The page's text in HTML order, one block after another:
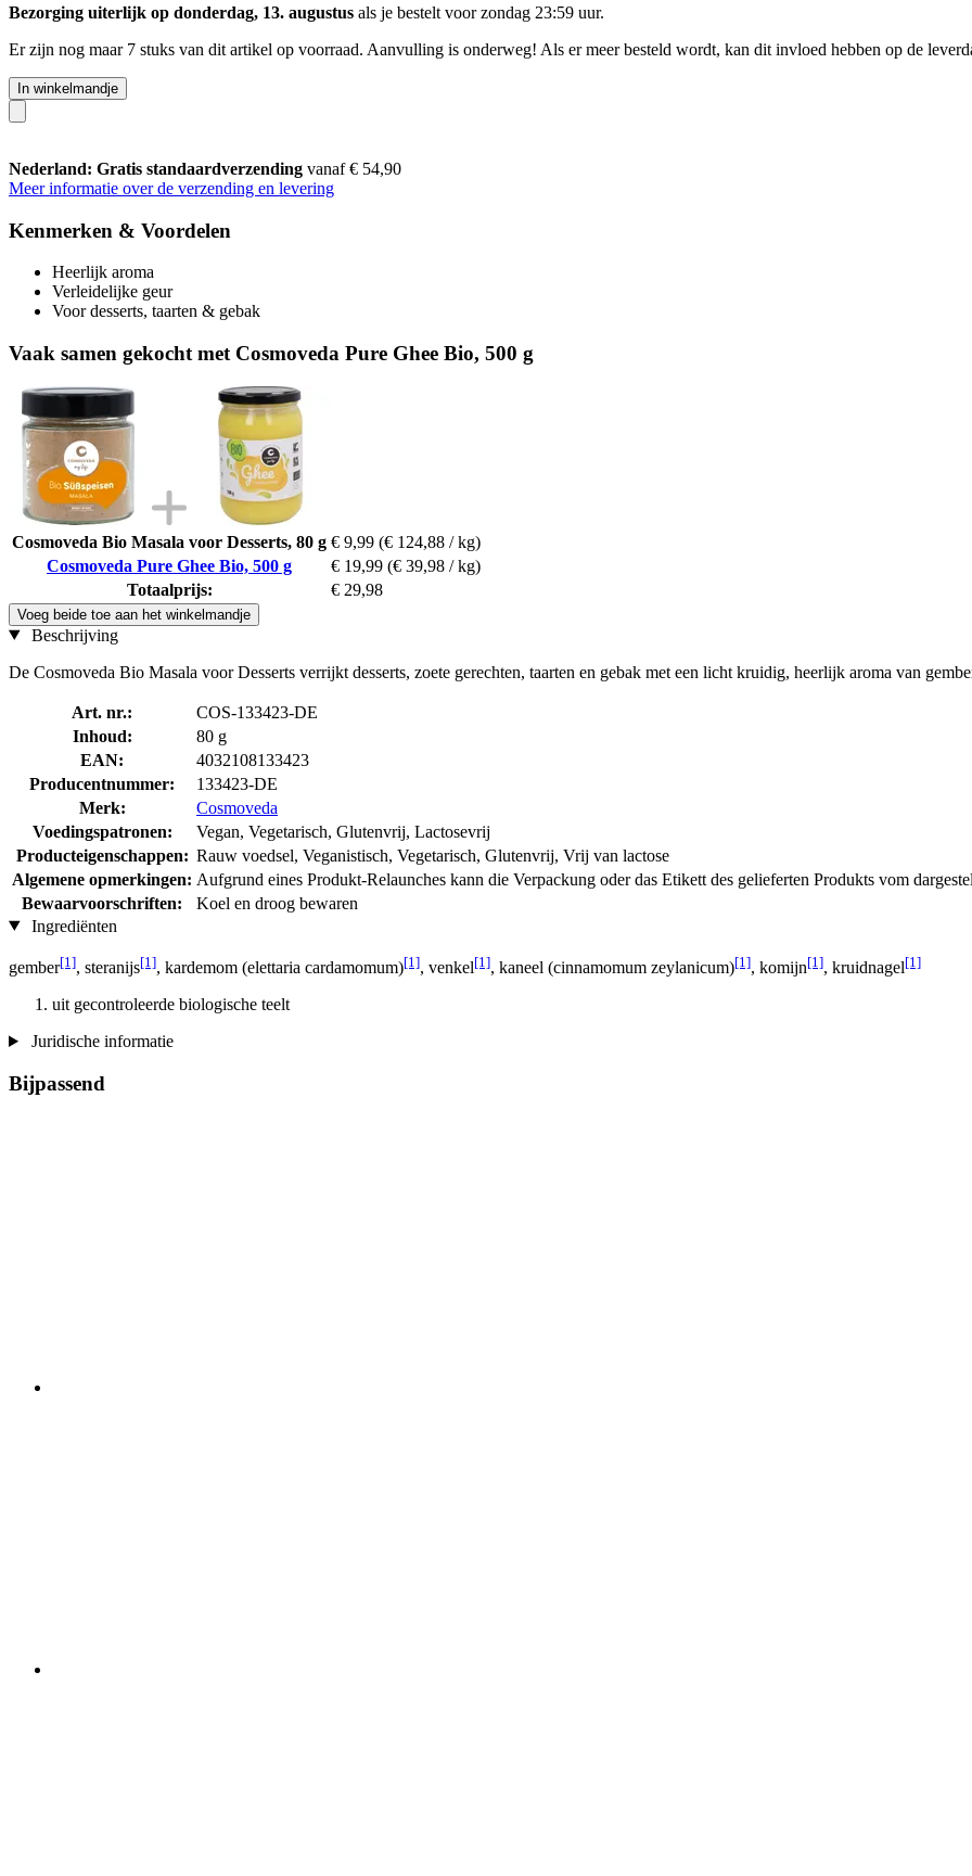
Bezorging uiterlijk op donderdag, 13. augustus als je bestelt voorzondag 23:59 uur.
Er zijn nog maar 7 stuks van dit artikel op voorraad. Aanvulling is onderweg! Als er meer besteld wordt, kan dit invloed hebben op de
In winkelmandje
Nederland: Gratis standaardverzending vanaf € 54,90
Meer informatie over de verzending en levering
Kenmerken & Voordelen
Heerlijk aroma
Verleidelijke geur
Voor desserts, taarten & gebak
Vaak samen gekocht met Cosmoveda Pure Ghee Bio, 500 g
Cosmoveda Bio Masala voor Desserts, 80 g € 9,99 (€ 124,88 / kg)
Cosmoveda Pure Ghee Bio, 500 g
€ 19,99 (€ 39,98 / kg)
Totaalprijs:
€ 29,98
Voeg beide toe aan het winkelmandje
Beschrijving
De Cosmoveda Bio Masala voor Desserts verrijkt desserts, zoete gerechten, taarten en gebak met een licht kruidig, heerlijk aroma van
Art. nr.:
COS-133423-DE
Inhoud:
80 g
EAN:
4032108133423
Producentnummer:
133423-DE
Merk:
Cosmoveda
Voedingspatronen:
Vegan, Vegetarisch, Glutenvrij, Lactosevrij
Producteigenschappen: Rauw voedsel, Veganistisch, Vegetarisch, Glutenvrij, Vrij van lactose
Algemene opmerkingen: Aufgrund eines Produkt-Relaunches kann die Verpackung oder das Etikett des gelieferten Produkts vom
Bewaarvoorschriften:
Koel en droog bewaren
Ingrediënten
gember[1], steranijs[1], kardemom (elettaria cardamomum)[1], venkel[1], kaneel (cinnamomum zeylanicum)[1], komijn[1], kruidnagel[1]
uit gecontroleerde biologische teelt
Juridische informatie
Bijpassend